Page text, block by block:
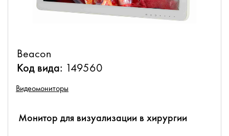
Beacon
Код вида: 149560
Видеомониторы
Монитор для визуализации в хирургии